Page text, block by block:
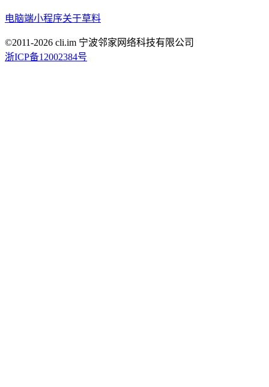
电脑端小程序关于草料
©2011-2026 cli.im 宁波邻家网络科技有限公司
浙ICP备12002384号